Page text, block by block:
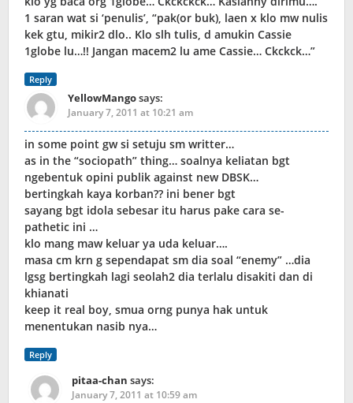
1 saran wat si ‘penulis’, “pak(or buk), laen x klo mw nulis
kek gtu, mikir2 dlo.. Klo slh tulis, d amukin Cassie
1globe lu…!! Jangan macem2 lu ame Cassie… Ckckck…”
Reply
YellowMangosays:
January 7, 2011 at 10:21 am
in some point gw si setuju sm writter…
as in the “sociopath” thing… soalnya keliatan bgt
ngebentuk opini publik against new DBSK…
bertingkah kaya korban?? ini bener bgt
sayang bgt idola sebesar itu harus pake cara se-
pathetic ini …
klo mang maw keluar ya uda keluar….
masa cm krn g sependapat sm dia soal “enemy” …dia
lgsg bertingkah lagi seolah2 dia terlalu disakiti dan di
khianati
keep it real boy, smua orng punya hak untuk
menentukan nasib nya…
Reply
pitaa-chan says:
January 7, 2011 at 10:59 am